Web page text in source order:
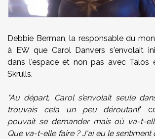
Debbie Berman, la responsable du
à EW que Carol Danvers s'envolait
dans l'espace et non pas avec Talos
Skrulls.
"Au départ, Carol s’envolait seule
trouvais cela un peu déroutant"
pouvait se demander mais où va-t-
Que va-t-elle faire ? J'ai eu le sentiment